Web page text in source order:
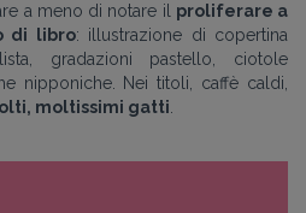
a meno di notare il proliferare a
di libro: illustrazione di copertina
gradazioni pastello, ciotole
nipponiche. Nei titoli, caffè caldi,
moltissimi gatti